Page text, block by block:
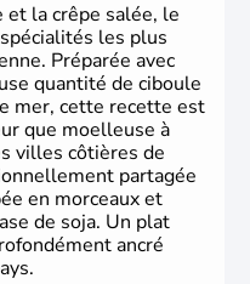
la crêpe salée, le
les plus
Préparée avec
quantité de ciboule
mer, cette recette est
que moelleuse à
villes côtières de
partagée
en morceaux et
de soja. Un plat
ancré